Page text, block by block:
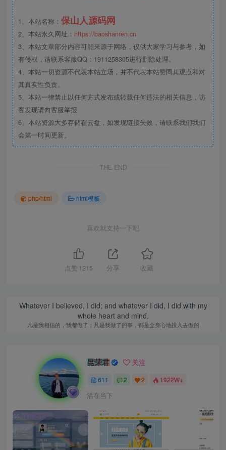
1、本站名称： 保山人源码网
2、本站永久网址： https://baoshanren.cn
3、本站文章部分内容可能来源于网络，仅供大家学习与参考，如
有侵权，请联系客服QQ：1911258305进行删除处理。
4、本站一切资源不代表本站立场，并不代表本站赞同其观点和对
其真实性负责。
5、本站一律禁止以任何方式发布或转载任何违法的相关信息，访
客发现请向客服举报
6、本站资源大多存储在云盘，如发现链接失效，请联系我们我们
会第一时间更新。
THE END
php/html html模板
喜欢就支持一下吧
点赞 1215 分享 收藏
Whatever I believed, I did; and whatever I did, I did with my
whole heart and mind.
凡是我相信的，我都做了；凡是我做了的事，都是全身心地投入去做的
昆荣君 关注
611 2 2 1922W+
活在当下